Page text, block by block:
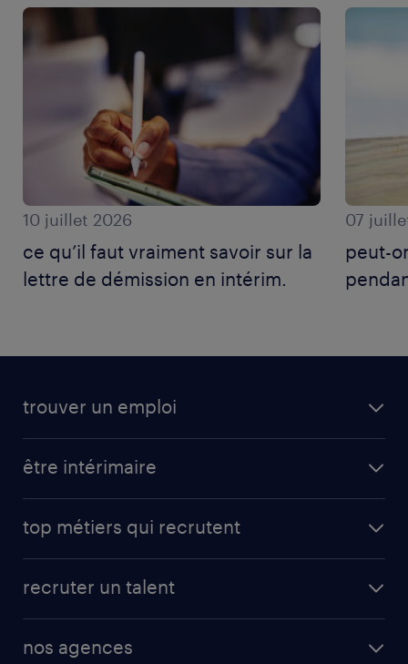
10 juillet 2026
ce qu’il faut vraiment savoir sur la
lettre de démission en intérim.
07
peut-
trouver un emploi
être intérimaire
top métiers qui recrutent
recruter un talent
nos agences